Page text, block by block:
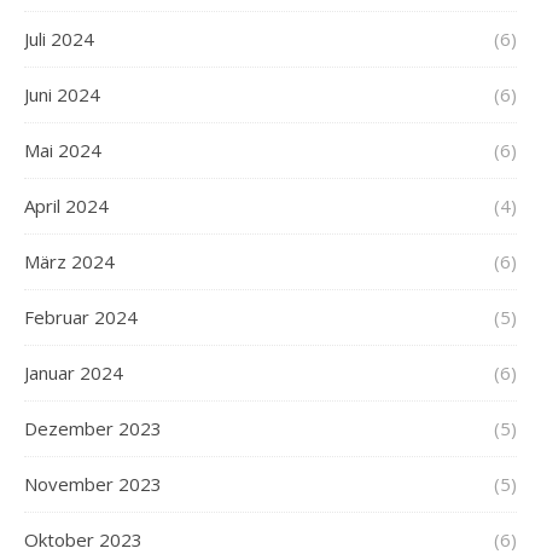
Juli 2024 (6)
Juni 2024 (6)
Mai 2024 (6)
April 2024 (4)
März 2024 (6)
Februar 2024 (5)
Januar 2024 (6)
Dezember 2023 (5)
November 2023 (5)
Oktober 2023 (6)